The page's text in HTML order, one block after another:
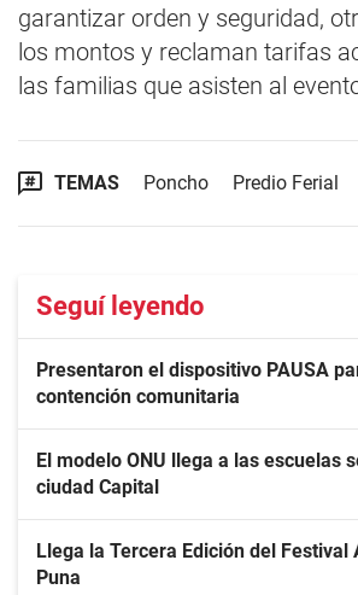
garantizar orden y seguridad,
los montos y reclaman tarifas
las familias que asisten al
TEMAS Poncho Predio Ferial
Seguí leyendo
Presentaron el dispositivo PAUSA
contención comunitaria
El modelo ONU llega a las escuelas
ciudad Capital
Llega la Tercera Edición del Festival
Puna